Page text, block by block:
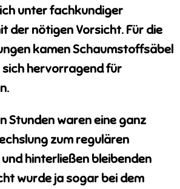
unter fachkundiger
der nötigen Vorsicht. Für die
kamen Schaumstoffsäbel
sich hervorragend für
Stunden waren eine ganz
zum regulären
hinterließen bleibenden
wurde ja sogar bei dem